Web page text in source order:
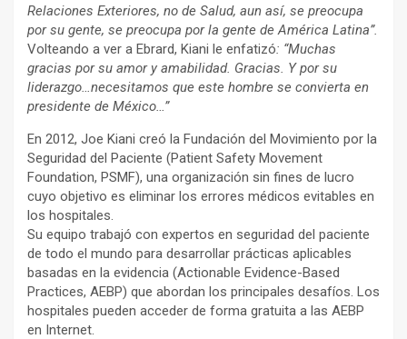
Relaciones Exteriores, no de Salud, aun así, se preocupa
por su gente, se preocupa por la gente de América Latina”.
Volteando a ver a Ebrard, Kiani le enfatizó: “Muchas
gracias por su amor y amabilidad. Gracias. Y por su
liderazgo…necesitamos que este hombre se convierta en
presidente de México…”
En 2012, Joe Kiani creó la Fundación del Movimiento por la
Seguridad del Paciente (Patient Safety Movement
Foundation, PSMF), una organización sin fines de lucro
cuyo objetivo es eliminar los errores médicos evitables en
los hospitales.
Su equipo trabajó con expertos en seguridad del paciente
de todo el mundo para desarrollar prácticas aplicables
basadas en la evidencia (Actionable Evidence-Based
Practices, AEBP) que abordan los principales desafíos. Los
hospitales pueden acceder de forma gratuita a las AEBP
en Internet.